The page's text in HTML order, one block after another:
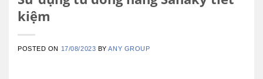
kiệm
POSTED ON 17/08/2023 BYANY GROUP